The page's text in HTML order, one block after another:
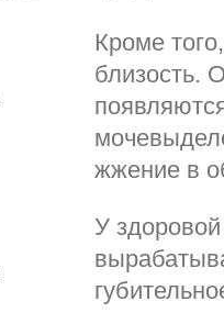
Кроме
близость.
жжение в
У